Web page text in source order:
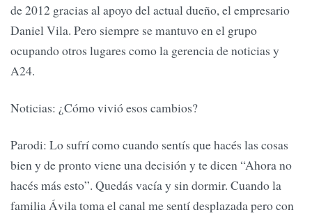
de 2012 gracias al apoyo del actual dueño, el empresario
Daniel Vila. Pero siempre se mantuvo en el grupo
ocupando otros lugares como la gerencia de noticias y
A24.
Noticias: ¿Cómo vivió esos cambios?
Parodi: Lo sufrí como cuando sentís que hacés las cosas
bien y de pronto viene una decisión y te dicen “Ahora no
hacés más esto”. Quedás vacía y sin dormir. Cuando la
familia Ávila toma el canal me sentí desplazada pero con